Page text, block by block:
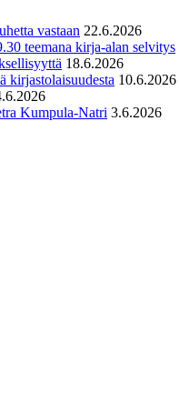
vastaan 22.6.2026
teemana kirja-alan selvitys
18.6.2026
kirjastolaisuudesta 10.6.2026
Kumpula-Natri 3.6.2026